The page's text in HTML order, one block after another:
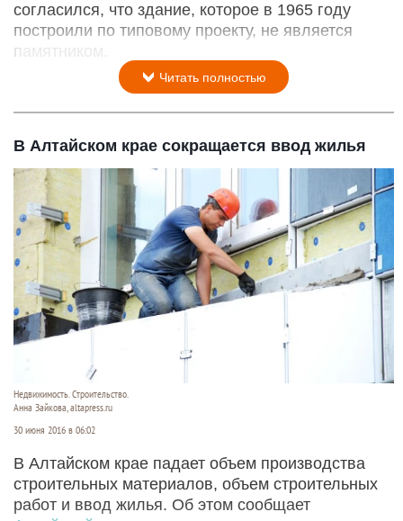
согласился, что здание, которое в 1965 году
построили по типовому проекту, не является
памятником.
Читать полностью
В Алтайском крае сокращается ввод жилья
Недвижимость. Строительство.
Анна Зайкова, altapress.ru
30 июня 2016 в 06:02
В Алтайском крае падает объем производства
строительных материалов, объем строительных
работ и ввод жилья. Об этом сообщает